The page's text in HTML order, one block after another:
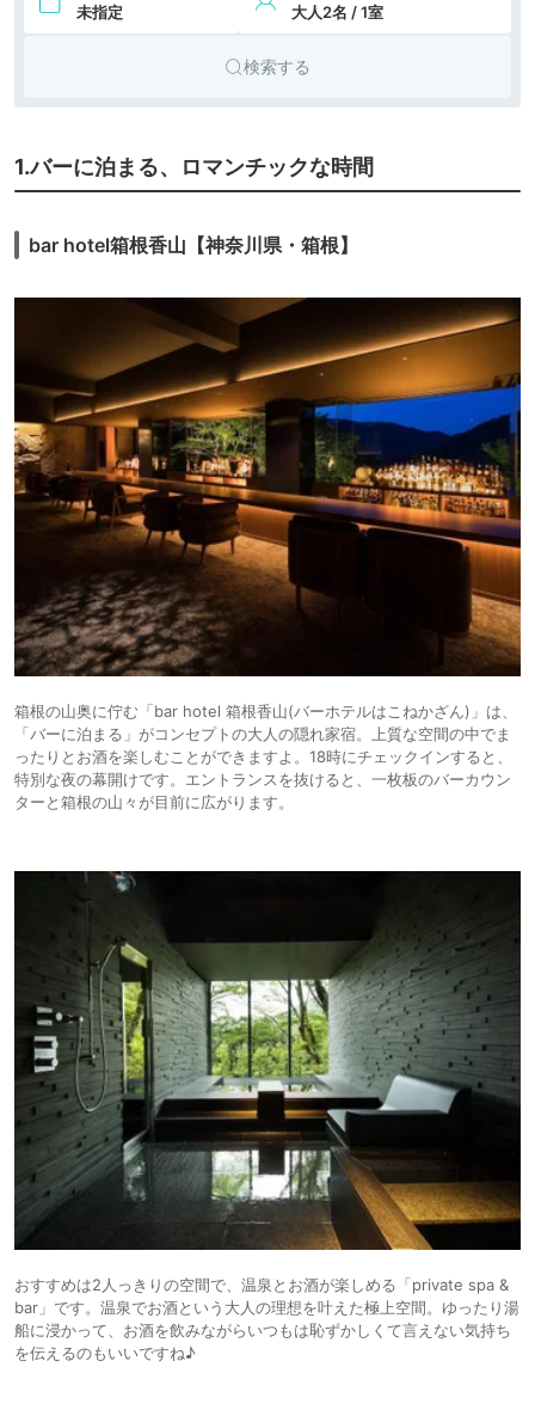
未指定 大人2名 / 1室
検索する
1.バーに泊まる、ロマンチックな時間
bar hotel箱根香山【神奈川県・箱根】
箱根の山奥に佇む「bar hotel 箱根香山(バーホテルはこねかざん)」は、
「バーに泊まる」がコンセプトの大人の隠れ家宿。上質な空間の中でま
ったりとお酒を楽しむことができますよ。18時にチェックインすると、
特別な夜の幕開けです。エントランスを抜けると、一枚板のバーカウン
ターと箱根の山々が目前に広がります。
おすすめは2人っきりの空間で、温泉とお酒が楽しめる「private spa &
bar」です。温泉でお酒という大人の理想を叶えた極上空間。ゆったり湯
船に浸かって、お酒を飲みながらいつもは恥ずかしくて言えない気持ち
を伝えるのもいいですね♪